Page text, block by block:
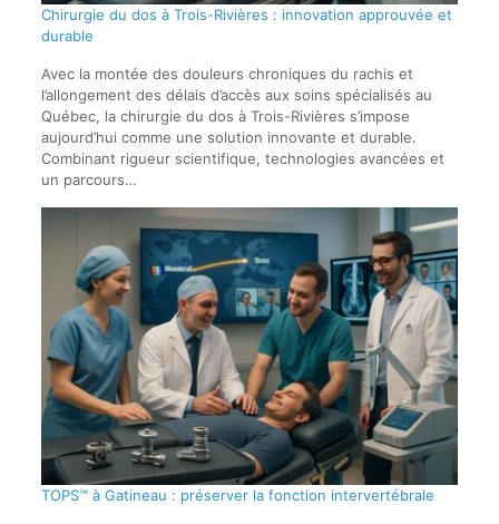
Chirurgie du dos à Trois-Rivières : innovation approuvée et
durable
Avec la montée des douleurs chroniques du rachis et
l’allongement des délais d’accès aux soins spécialisés au
Québec, la chirurgie du dos à Trois-Rivières s’impose
aujourd’hui comme une solution innovante et durable.
Combinant rigueur scientifique, technologies avancées et
un parcours…
TOPS™ à Gatineau : préserver la fonction intervertébrale